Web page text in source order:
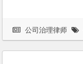
公司治理律师